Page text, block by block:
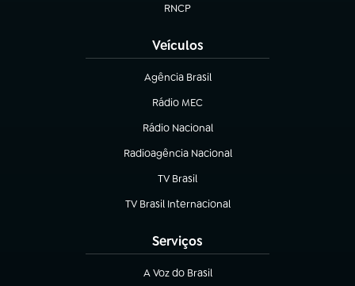
RNCP
(abre em nova aba)
Veículos
Agência Brasil
(abre em nova aba)
Rádio MEC
(abre em nova aba)
Rádio Nacional
Radioagência Nacional
(abre em nova aba)
TV Brasil
(abre em nova aba)
TV Brasil Internacional
(abre em nova aba)
Serviços
A Voz do Brasil
(abre em nova aba)